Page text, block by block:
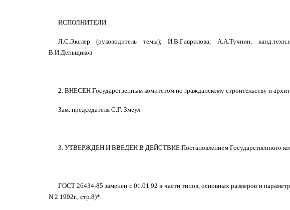
ИСПОЛНИТЕЛИ
Л.С.Экслер (руководитель темы); И.В.Гаврилова; А.А.Тучнин,
В.И.Деньщиков
2. ВНЕСЕН Государственным комитетом по гражданскому строительству и
Зам. председателя С.Г. Змеул
3. УТВЕРЖДЕН И ВВЕДЕН В ДЕЙСТВИЕ Постановлением Государственного
ГОСТ 26434-85 заменен с 01.01.92 в части типов, основных размеров и
N 2 1992г., стр.8)*.